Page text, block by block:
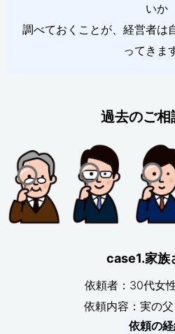
いか
調べておくことが、経営者は
ってきま
過去のご相
case1.家族
依頼者：30代女
依頼内容：実の
依頼の